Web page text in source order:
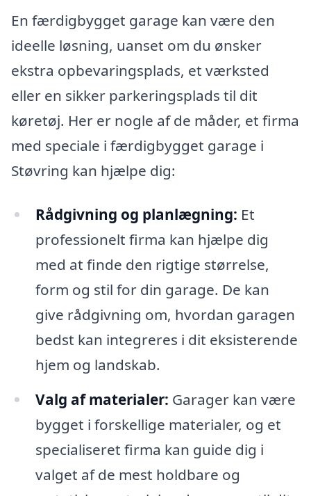
En færdigbygget garage kan være den
ideelle løsning, uanset om du ønsker
ekstra opbevaringsplads, et værksted
eller en sikker parkeringsplads til dit
køretøj. Her er nogle af de måder, et firma
med speciale i færdigbygget garage i
Støvring kan hjælpe dig:
Rådgivning og planlægning: Et
professionelt firma kan hjælpe dig
med at finde den rigtige størrelse,
form og stil for din garage. De kan
give rådgivning om, hvordan garagen
bedst kan integreres i dit eksisterende
hjem og landskab.
Valg af materialer: Garager kan være
bygget i forskellige materialer, og et
specialiseret firma kan guide dig i
valget af de mest holdbare og